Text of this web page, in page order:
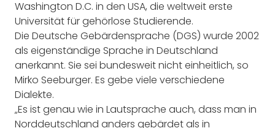
Washington D.C. in den USA, die weltweit erste
Universität für gehörlose Studierende.
Die Deutsche Gebärdensprache (DGS) wurde 2002
als eigenständige Sprache in Deutschland
anerkannt. Sie sei bundesweit nicht einheitlich, so
Mirko Seeburger. Es gebe viele verschiedene
Dialekte.
„Es ist genau wie in Lautsprache auch, dass man in
Norddeutschland anders gebärdet als in